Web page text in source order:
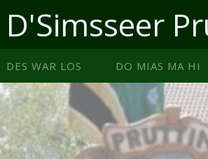
D'Simsseer
DES WAR LOS DO MIAS MA HI